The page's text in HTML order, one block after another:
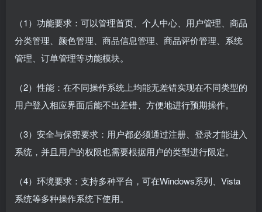
（1）功能要求：可以管理首页、个人中心、用户管理、商品
分类管理、颜色管理、商品信息管理、商品评价管理、系统
管理、订单管理等功能模块。
（2）性能：在不同操作系统上均能无差错实现在不同类型的
用户登入相应界面后能不出差错、方便地进行预期操作。
（3）安全与保密要求：用户都必须通过注册、登录才能进入
系统，并且用户的权限也需要根据用户的类型进行限定。
（4）环境要求：支持多种平台，可在Windows系列、Vista
系统等多种操作系统下使用。